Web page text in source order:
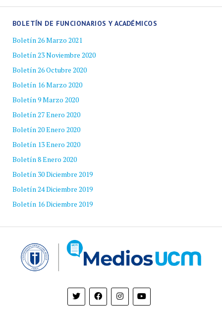
BOLETÍN DE FUNCIONARIOS Y ACADÉMICOS
Boletín 26 Marzo 2021
Boletín 23 Noviembre 2020
Boletín 26 Octubre 2020
Boletín 16 Marzo 2020
Boletín 9 Marzo 2020
Boletín 27 Enero 2020
Boletín 20 Enero 2020
Boletín 13 Enero 2020
Boletín 8 Enero 2020
Boletín 30 Diciembre 2019
Boletín 24 Diciembre 2019
Boletín 16 Diciembre 2019